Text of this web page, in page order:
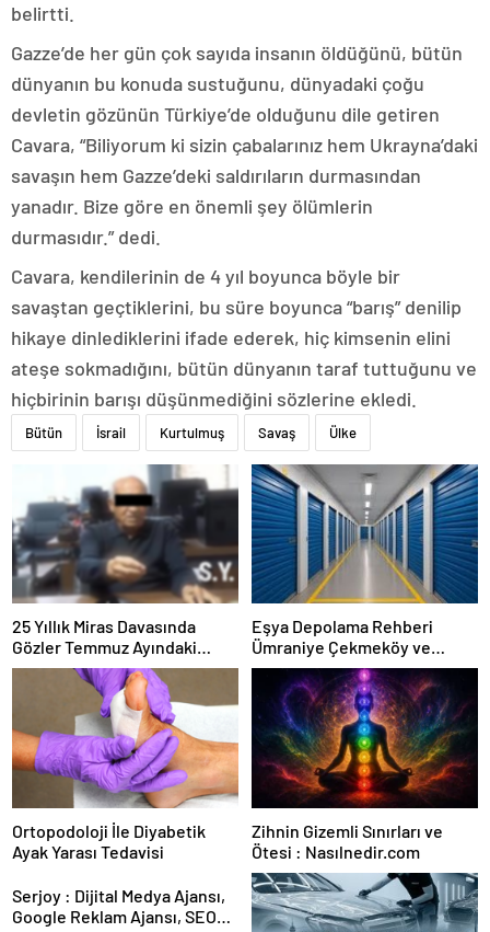
belirtti.
Gazze’de her gün çok sayıda insanın öldüğünü, bütün
dünyanın bu konuda sustuğunu, dünyadaki çoğu
devletin gözünün Türkiye’de olduğunu dile getiren
Cavara, “Biliyorum ki sizin çabalarınız hem Ukrayna’daki
savaşın hem Gazze’deki saldırıların durmasından
yanadır. Bize göre en önemli şey ölümlerin
durmasıdır.” dedi.
Cavara, kendilerinin de 4 yıl boyunca böyle bir
savaştan geçtiklerini, bu süre boyunca “barış” denilip
hikaye dinlediklerini ifade ederek, hiç kimsenin elini
ateşe sokmadığını, bütün dünyanın taraf tuttuğunu ve
hiçbirinin barışı düşünmediğini sözlerine ekledi.
Bütün İsrail Kurtulmuş Savaş Ülke
25 Yıllık Miras Davasında
Gözler Temmuz Ayındaki
Karar Duruşmasına Çevrildi
Eşya Depolama Rehberi
Ümraniye Çekmeköy ve
Kadıköy
Ortopodoloji İle Diyabetik
Ayak Yarası Tedavisi
Zihnin Gizemli Sınırları ve
Ötesi : Nasılnedir.com
Serjoy : Dijital Medya Ajansı,
Google Reklam Ajansı, SEO